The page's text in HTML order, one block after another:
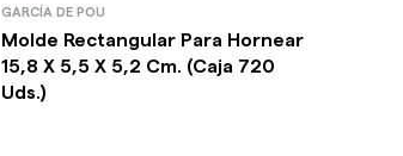
GARCÍA DE POU
Molde Rectangular Para Hornear
15,8 X 5,5 X 5,2 Cm. (Caja 720
Uds.)